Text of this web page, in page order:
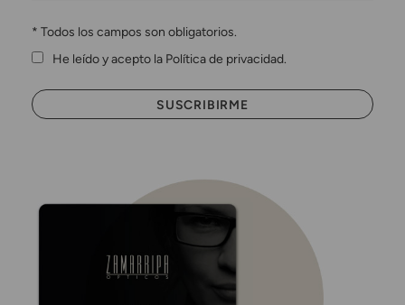
* Todos los campos son obligatorios.
He leído y acepto la Política de privacidad.